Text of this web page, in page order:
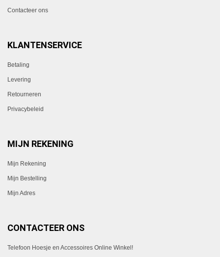
Contacteer ons
KLANTENSERVICE
Betaling
Levering
Retourneren
Privacybeleid
MIJN REKENING
Mijn Rekening
Mijn Bestelling
Mijn Adres
CONTACTEER ONS
Telefoon Hoesje en Accessoires Online Winkel!